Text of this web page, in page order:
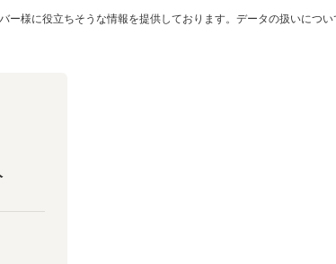
ー様に役立ちそうな情報を提供しております。データの扱いにつ